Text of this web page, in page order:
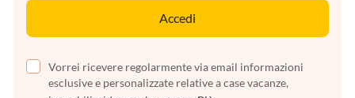
Accedi
Vorrei ricevere regolarmente via email informazioni
esclusive e personalizzate relative a case vacanze,